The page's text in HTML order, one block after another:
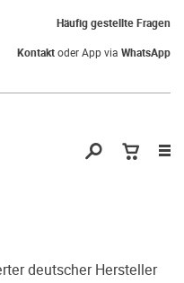
Häufig gestellte Fragen
Kontaktoder App via WhatsApp
deutscher Hersteller